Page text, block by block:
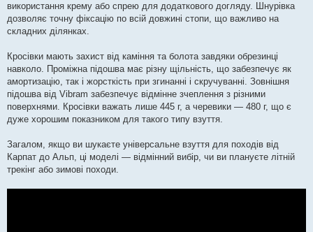
використання крему або спрею для додаткового догляду. Шнурівка
дозволяє точну фіксацію по всій довжині стопи, що важливо на
складних ділянках.
Кросівки мають захист від каміння та болота завдяки обрезинці
навколо. Проміжна підошва має різну щільність, що забезпечує як
амортизацію, так і жорсткість при згинанні і скручуванні. Зовнішня
підошва від Vibram забезпечує відмінне зчеплення з різними
поверхнями. Кросівки важать лише 445 г, а черевики — 480 г, що є
дуже хорошим показником для такого типу взуття.
Загалом, якщо ви шукаєте універсальне взуття для походів від
Карпат до Альп, ці моделі — відмінний вибір, чи ви плануєте літній
трекінг або зимові походи.